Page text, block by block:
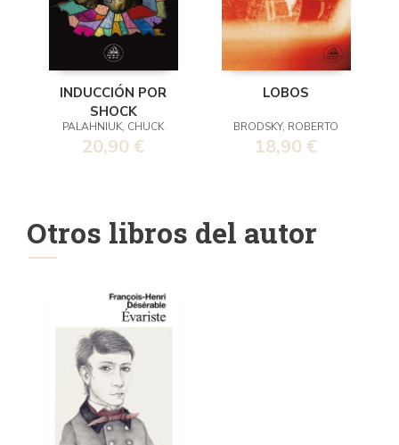
INDUCCIÓN POR
SHOCK
PALAHNIUK, CHUCK
20,90 €
LOBOS
BRODSKY, ROBERTO
18,90 €
Otros libros del autor